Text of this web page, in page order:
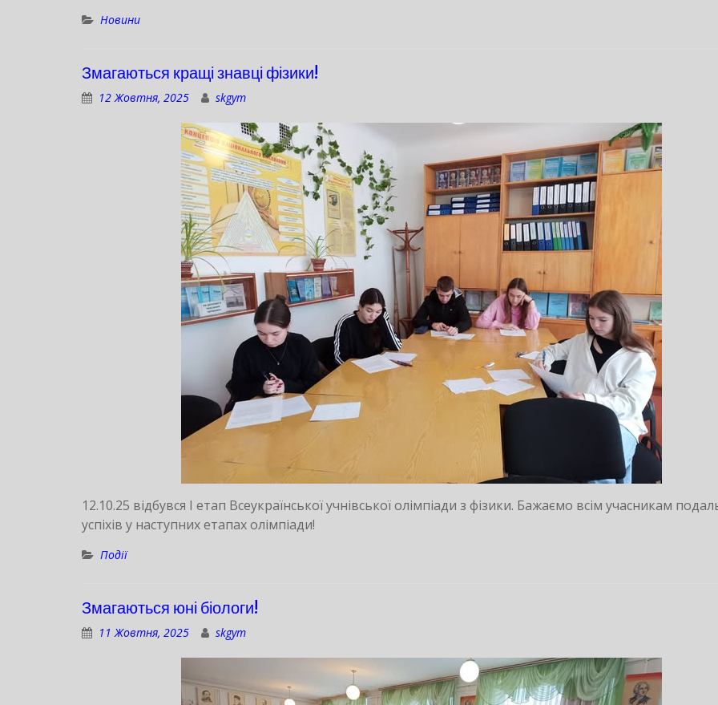
Новини
Змагаються кращі знавці фізики!
12 Жовтня, 2025 skgym
12.10.25 відбувся І етап Всеукраїнської учнівської олімпіади з фізики. Бажаємо всім учасникам
успіхів у наступних етапах олімпіади!
Події
Змагаються юні біологи!
11 Жовтня, 2025 skgym